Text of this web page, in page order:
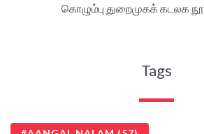
கொழும்பு துறைமுகக் கடலக
Tags